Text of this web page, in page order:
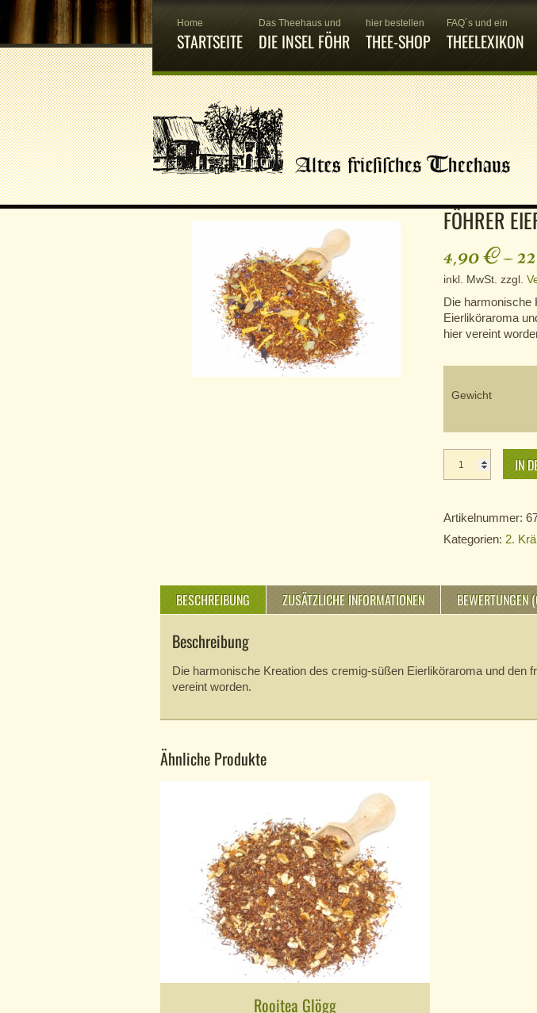
Home
STARTSEITE
Das Theehaus und
DIE INSEL FÖHR
hier bestellen
THEE-SHOP
FAQ´s und ein
THEELEXIKON
FÖHRER
4,90€–
inkl. MwSt. zzgl.
Die harmonische
Eierliköraroma
hier vereint
Gewicht
Föhrer
Eierpunsch
IN
Artikelnummer:
Kategorien: 2.
BESCHREIBUNG ZUSÄTZLICHE INFORMATIONEN BEWERTUNGEN
Beschreibung
Die harmonische Kreation des cremig-süßen Eierliköraroma und den
vereint worden.
Ähnliche Produkte
Rooitea Glögg